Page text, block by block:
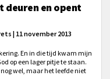
deuren en opent
| 11 november 2013
En in die tijd kwam mijn
op een lager pitje te staan.
wel, maar het leefde niet